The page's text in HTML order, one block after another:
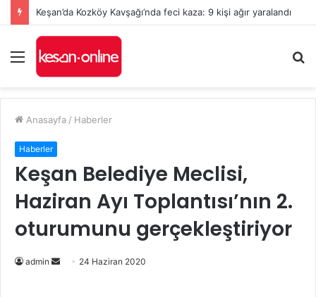
Keşan’da Kozköy Kavşağı’nda feci kaza: 9 kişi ağır yaralandı
Menü
...
Anasayfa / Haberler
Haberler
Keşan Belediye Meclisi,
Haziran Ayı Toplantısı’nın 2.
oturumunu gerçekleştiriyor
admin
Bir
24 Haziran 2020